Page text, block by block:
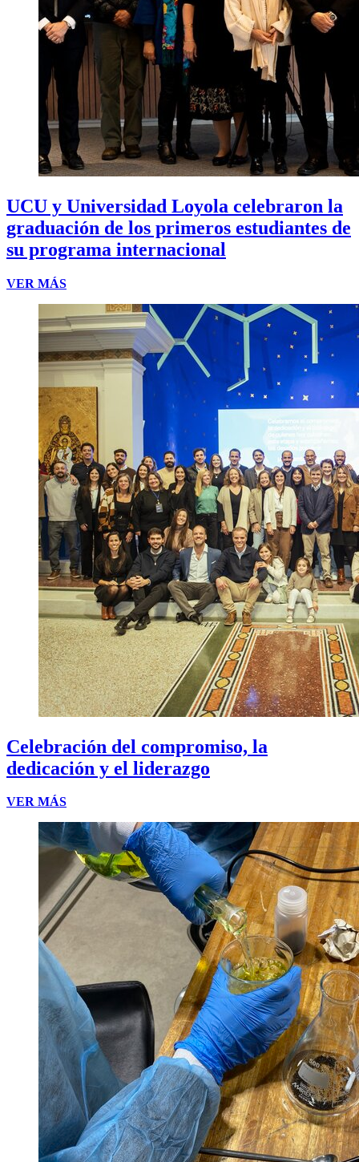
UCU y Universidad Loyola celebraron la
graduación de los primeros estudiantes de
su programa internacional
VER MÁS
Celebración del compromiso, la
dedicación y el liderazgo
VER MÁS